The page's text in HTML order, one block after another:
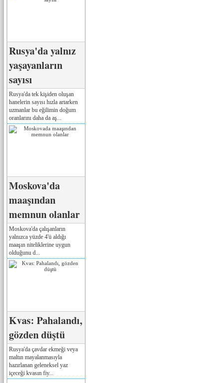
Rusya'da yalnız
yaşayanların
sayısı
Rusya'da tek kişiden oluşan
hanelerin sayısı hızla artarken
uzmanlar bu eğilimin doğum
oranlarını daha da aş...
Moskova'da
maaşından
memnun olanlar
Moskova'da çalışanların
yalnızca yüzde 4'ü aldığı
maaşın niteliklerine uygun
olduğunu d...
Kvas: Pahalandı,
gözden düştü
Rusya'da çavdar ekmeği veya
maltın mayalanmasıyla
hazırlanan geleneksel yaz
içeceği kvasın fiy...